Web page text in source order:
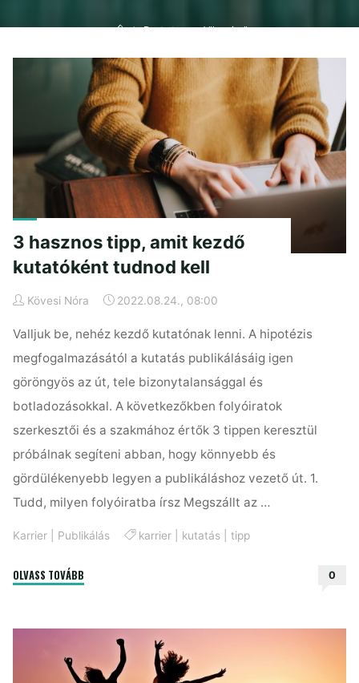
HomePosts tagged "karrier"
3 hasznos tipp, amit kezdő
kutatóként tudnod kell
Kövesi Nóra 2022.08.24., 08:00
Valljuk be, nehéz kezdő kutatónak lenni. A hipotézis
megfogalmazásától a kutatás publikálásáig igen
göröngyös az út, tele bizonytalansággal és
botladozásokkal. A következőkben folyóiratok
szerkesztői és a szakmához értők 3 tippen keresztül
próbálnak segíteni abban, hogy könnyebb és
gördülékenyebb legyen a publikáláshoz vezető út. 1.
Tudd, milyen folyóiratba írsz Megszállt az …
Karrier Publikálás karrier| kutatás| tipp
OLVASS TOVÁBB
kutatóként
0